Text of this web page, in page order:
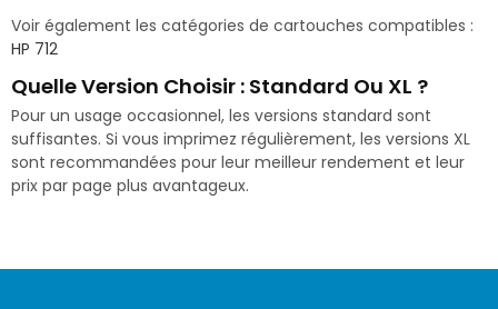
Voir également les catégories de cartouches compatibles :
HP 712
Quelle Version Choisir : Standard Ou XL ?
Pour un usage occasionnel, les versions standard sont
suffisantes. Si vous imprimez régulièrement, les versions XL
sont recommandées pour leur meilleur rendement et leur
prix par page plus avantageux.